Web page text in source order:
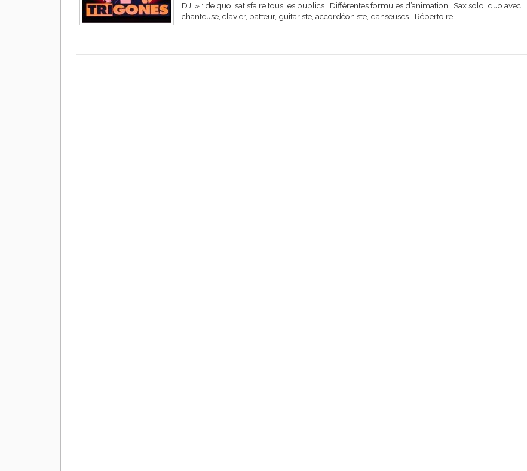
DJ » : de quoi satisfaire tous les publics ! Différentes formules d’animation : Sax solo, duo avec
chanteuse, clavier, batteur, guitariste, accordéoniste, danseuses… Répertoire…